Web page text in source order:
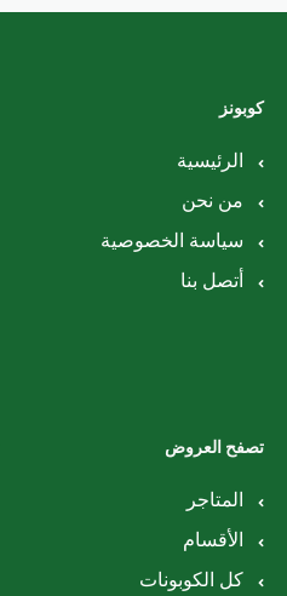
كوبونز
الرئيسية
من نحن
سياسة الخصوصية
أتصل بنا
تصفح العروض
المتاجر
الأقسام
كل الكوبونات